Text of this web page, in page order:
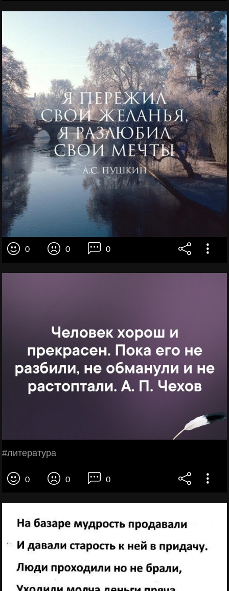
0 0 0
#литература
0 0 0